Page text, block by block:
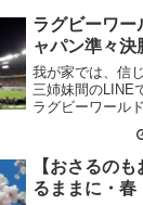
ラグビーワー
ャパン準々決
我が家では、信
三姉妹間のLINE
ラグビーワール
は尚の事。その
で盛り上がって
部が・・・魔...
【おさるの
るままに・春